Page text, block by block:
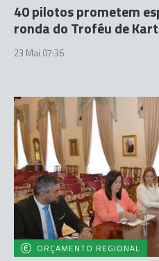
40 pilotos prometem
ronda do Troféu de
23 Mai 07:36
ORÇAMENTO REGIONAL